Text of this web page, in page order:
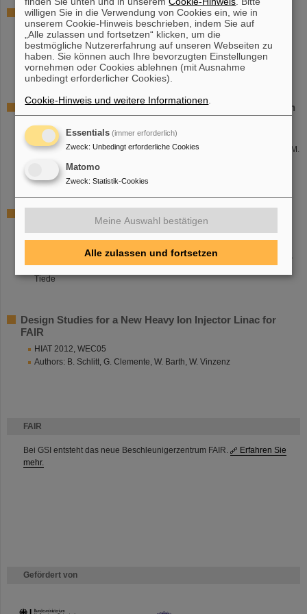
FAIR
Bei GSI entsteht das neue Beschleunigerzentrum FAIR.
Erfahren Sie
mehr.
Gefördert von
HMWK
Experience with a 4-Rod CW Radio Frequency
Quadrupole
LINAC 2012, THPL07
Authors: P. Gerhard, W. Barth, L. Dahl, W. Hartmann, G. Schreiber, W.
Vinzenz, H. Vormann
Development of the Intensity and Quality of the Heavy Ion
Beams at GSI
HIAT 2012, THB04
Authors: L. Dahl, W. Barth, M. C. Bellachioma, L. Groening, O. Kester, M.
Kirk, D. Ondreka, N. Pyka, P. Spiller, J. Stadlmann, H. Vormann, S.
Yaramyshev, L. Bozyk, Y. El-Hajek, C. Xiao
cavity with Heavy Ions
HIAT 2012, WEC03
Authors: S. Mickat, M. Amberg, K. Aulenbacher, W. Barth, D. Bänsch, L.
Dahl, F. Dziuba, V. Gettmann, D. Mäder, H. Podlech, U. Ratzinger, R.
Tiede
Design Studies for a New Heavy Ion Injector Linac for
FAIR
HIAT 2012, WEC05
Authors: B. Schlitt, G. Clemente, W. Barth, W. Vinzenz
willigen Sie in die Verwendung von Cookies ein, wie in
unserem Cookie-Hinweis beschrieben, indem Sie auf
„Alle zulassen und fortsetzen“ klicken, um die
bestmögliche Nutzererfahrung auf unseren Webseiten zu
haben. Sie können auch Ihre bevorzugten Einstellungen
vornehmen oder Cookies ablehnen (mit Ausnahme
unbedingt erforderlicher Cookies).
Cookie-Hinweis und weitere Informationen
Essentials (immer erforderlich)
Zweck: Unbedingt erforderliche Cookies
Matomo
Zweck: Statistik-Cookies
Meine Auswahl bestätigen
Alle zulassen und fortsetzen